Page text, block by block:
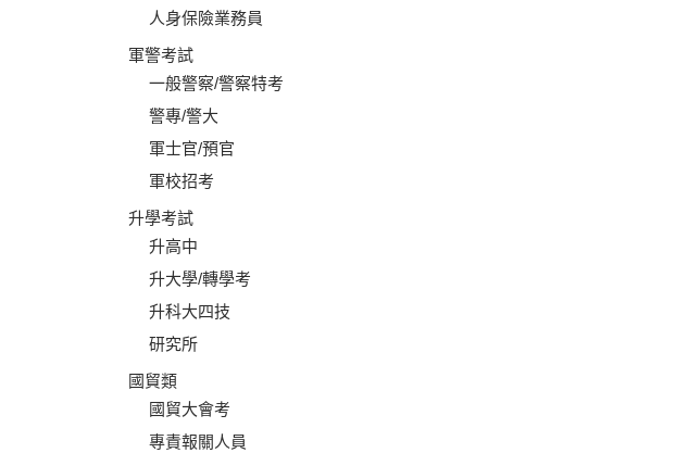
人身保險業務員
軍警考試
一般警察/警察特考
警專/警大
軍士官/預官
軍校招考
升學考試
升高中
升大學/轉學考
升科大四技
研究所
國貿類
國貿大會考
專責報關人員